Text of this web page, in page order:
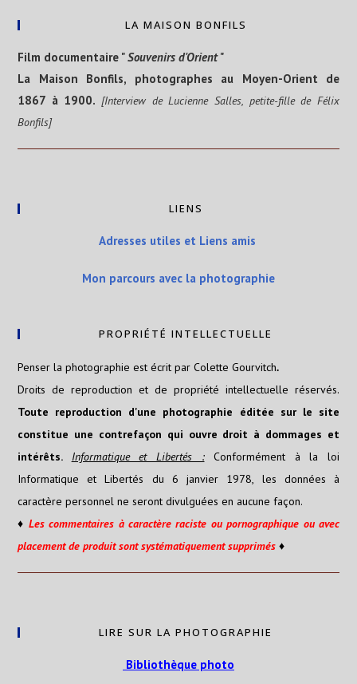
LA MAISON BONFILS
Film documentaire "Souvenirs d'Orient"
La Maison Bonfils, photographes au Moyen-Orient de
1867 à 1900. [Interview de Lucienne Salles, petite-fille de Félix
Bonfils]
LIENS
Adresses utiles et Liens amis
Mon parcours avec la photographie
PROPRIÉTÉ INTELLECTUELLE
Penser la photographie est écrit par Colette Gourvitch.
Droits de reproduction et de propriété intellectuelle réservés.
Toute reproduction d'une photographie éditée sur le site
constitue une contrefaçon qui ouvre droit à dommages et
intérêts. Informatique et Libertés :
Conformément à la loi
Informatique et Libertés du 6 janvier 1978, les données à
caractère personnel ne seront divulguées en aucune façon.
♦ Lescommentaires à caractère raciste ou pornographique ou avec
placement de produit sont systématiquement supprimés ♦
LIRE SUR LA PHOTOGRAPHIE
Bibliothèque photo